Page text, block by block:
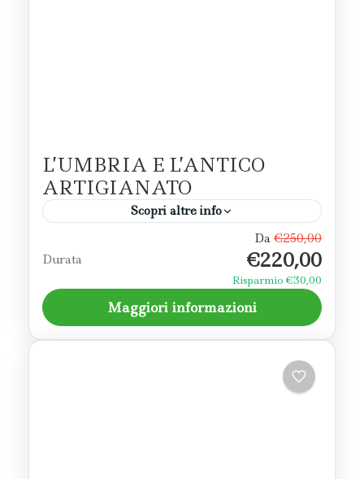
L’UMBRIA E L’ANTICO
ARTIGIANATO
Scopri altre info
Le testimonianze della grandezza raggiunta
in passato dall’arte e dalla pratica artigiana si
possono ammirare in Umbria dappertutto
ma per fortuna le botteghe fanno tuttora...
Perugia,Trasimeno
Durata
Da €250,00
€220,00
Risparmio €30,00
Maggiori informazioni